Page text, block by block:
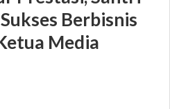
Berbisnis
Media